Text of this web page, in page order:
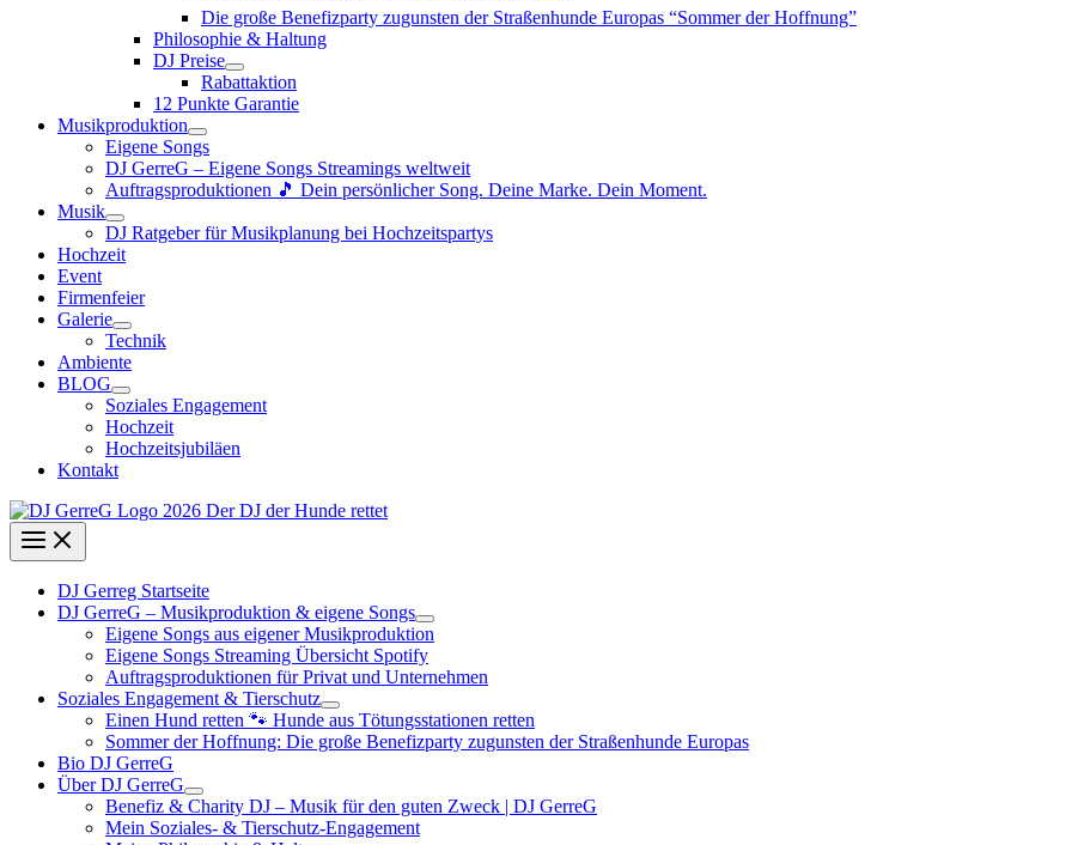
Die große Benefizparty zugunsten der Straßenhunde Europas “Sommer der Hoffnung”
Philosophie & Haltung
DJ Preise
Rabattaktion
12 Punkte Garantie
Musikproduktion
Eigene Songs
DJ GerreG – Eigene Songs Streamings weltweit
Auftragsproduktionen 🎵 Dein persönlicher Song. Deine Marke. Dein Moment.
Musik
DJ Ratgeber für Musikplanung bei Hochzeitspartys
Hochzeit
Event
Firmenfeier
Galerie
Technik
Ambiente
BLOG
Soziales Engagement
Hochzeit
Hochzeitsjubiläen
Kontakt
DJ Gerreg Startseite
DJ GerreG – Musikproduktion & eigene Songs
Eigene Songs aus eigener Musikproduktion
Eigene Songs Streaming Übersicht Spotify
Auftragsproduktionen für Privat und Unternehmen
Soziales Engagement & Tierschutz
Einen Hund retten 🐾 Hunde aus Tötungsstationen retten
Sommer der Hoffnung: Die große Benefizparty zugunsten der Straßenhunde Europas
Bio DJ GerreG
Über DJ GerreG
Benefiz & Charity DJ – Musik für den guten Zweck | DJ GerreG
Mein Soziales- & Tierschutz-Engagement